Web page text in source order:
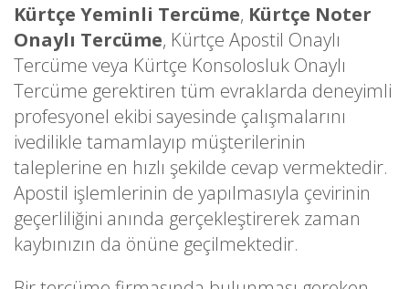
Kürtçe Yeminli Tercüme, Kürtçe Noter
Onaylı Tercüme, Kürtçe Apostil Onaylı
Tercüme veya Kürtçe Konsolosluk Onaylı
Tercüme gerektiren tüm evraklarda deneyimli
profesyonel ekibi sayesinde çalışmalarını
ivedilikle tamamlayıp müşterilerinin
taleplerine en hızlı şekilde cevap vermektedir.
Apostil işlemlerinin de yapılmasıyla çevirinin
geçerliliğini anında gerçekleştirerek zaman
kaybınızın da önüne geçilmektedir.